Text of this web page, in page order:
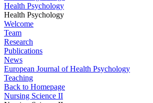
Health Psychology
Health Psychology
Welcome
Team
Research
Publications
News
European Journal of Health Psychology
Teaching
Back to Homepage
Nursing Science II